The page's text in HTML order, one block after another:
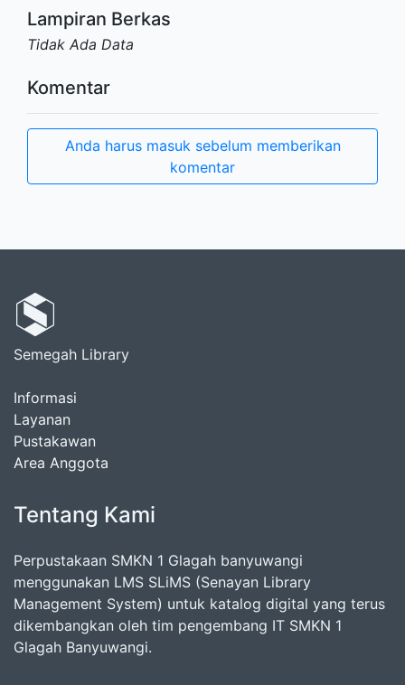
Lampiran Berkas
Tidak Ada Data
Komentar
Anda harus masuk sebelum memberikan
komentar
Semegah Library
Informasi
Layanan
Pustakawan
Area Anggota
Tentang Kami
Perpustakaan SMKN 1 Glagah banyuwangi
menggunakan LMS SLiMS (Senayan Library
Management System) untuk katalog digital yang terus
dikembangkan oleh tim pengembang IT SMKN 1
Glagah Banyuwangi.